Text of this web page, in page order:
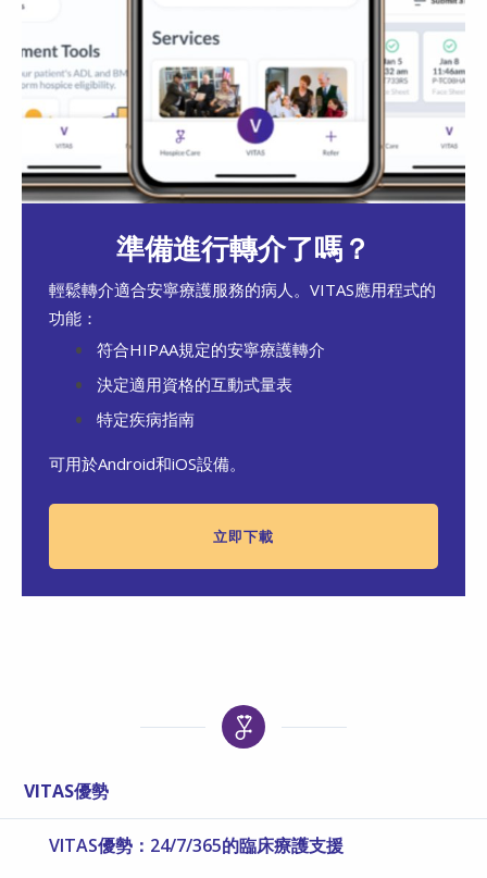
準備進行轉介了嗎？
輕鬆轉介適合安寧療護服務的病人。VITAS應用程式的
功能：
符合HIPAA規定的安寧療護轉介
決定適用資格的互動式量表
特定疾病指南
可用於Android和iOS設備。
立即下載
VITAS優勢
VITAS優勢：24/7/365的臨床療護支援